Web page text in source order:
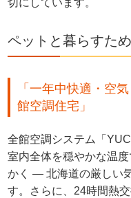
ペットと暮らすた
「一年中快適・空
館空調住宅」
全館空調システム「
室内全体を穏やかな温
かく — 北海道の厳しい
す。さらに、24時間熱